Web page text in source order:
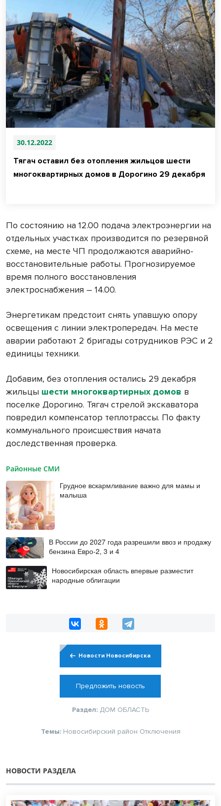
30.12.2022
Тягач оставил без отопления жильцов шести
многоквартирных домов в Дорогино 29 декабря
По состоянию на 12.00 подача электроэнергии на
отдельных участках производится по резервной
схеме, на месте ЧП продолжаются аварийно-
восстановительные работы. Прогнозируемое
время полного восстановления
электроснабжения – 14.00.
Энергетикам предстоит снять упавшую опору
освещения с линии электропередач. На месте
аварии работают 2 бригады сотрудников РЭС и 2
единицы техники.
Добавим, без отопления остались 29 декабря
жильцы шести многоквартирных домов в
поселке Дорогино. Тягач стрелой экскаватора
повредил компенсатор теплотрассы. По факту
коммунального происшествия начата
доследственная проверка.
Районные СМИ
Грудное вскармливание важно для мамы и
малыша
В России до 2027 года разрешили ввоз и продажу
бензина Евро-2, 3 и 4
Новосибирская область впервые разместит
народные облигации
Новости Новосибирска
Предложить новость
Раздел: ДОМ ОБЛАСТЬ
Темы: Новосибирский район Отключения
НОВОСТИ РАЗДЕЛА